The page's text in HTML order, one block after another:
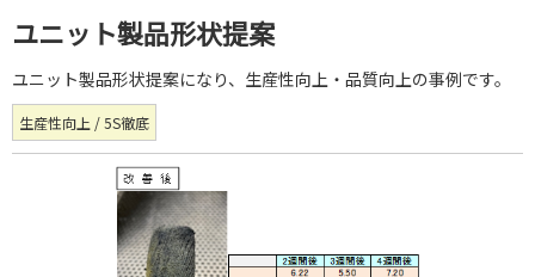
ユニット製品形状提案
ユニット製品形状提案になり、生産性向上・品質向上の事例です。
生産性向上 / 5S徹底